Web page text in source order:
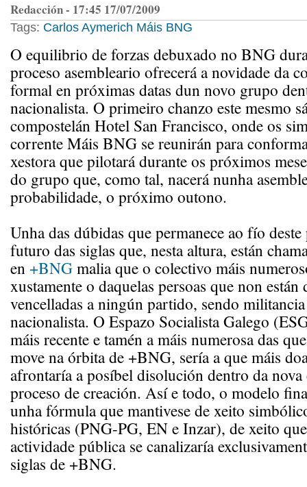
Redacción - 17:45 17/07/2009
Tags: Carlos Aymerich Máis BNG
O equilibrio de forzas debuxado no BNG
proceso asembleario ofrecerá a novidade da
formal en próximas datas dun novo grupo
nacionalista. O primeiro chanzo este mesmo
compostelán Hotel San Francisco, onde os
corrente Máis BNG se reunirán para
xestora que pilotará durante os próximos
do grupo que, como tal, nacerá nunha
probabilidade, o próximo outono.
Unha das dúbidas que permanece ao fío
futuro das siglas que, nesta altura, están
en +BNGmalia que o colectivo máis
xustamente o daquelas persoas que non están
vencelladas a ningún partido, sendo
nacionalista. O Espazo Socialista Galego
máis recente e tamén a máis numerosa das
move na órbita de +BNG, sería a que máis
afrontaría a posíbel disolución dentro da nova
proceso de creación. Así e todo, o modelo
unha fórmula que mantivese de xeito
históricas (PNG-PG, EN e Inzar), de xeito
actividade pública se canalizaría
siglas de +BNG.